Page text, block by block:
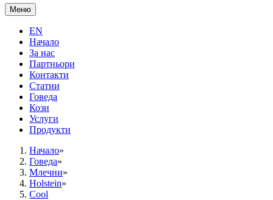
Меню
EN
Начало
За нас
Партньори
Контакти
Статии
Говеда
Кози
Услуги
Продукти
Начало»
Говеда»
Млечни»
Holstein»
Cool